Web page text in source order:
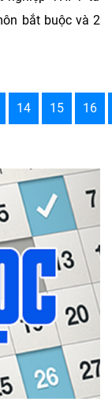
bắt buộc và 2
14 15 16